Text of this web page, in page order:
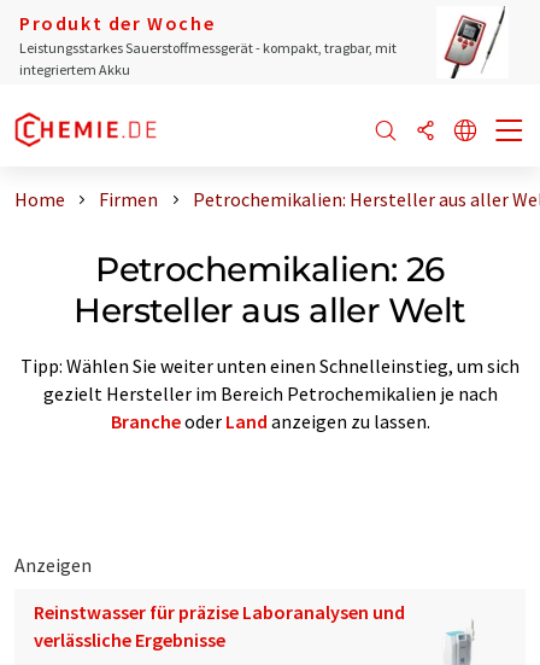
Produkt der Woche
Leistungsstarkes Sauerstoffmessgerät - kompakt, tragbar, mit
integriertem Akku
Home Firmen Petrochemikalien: Hersteller aus aller
Petrochemikalien: 26
Hersteller aus aller Welt
Tipp: Wählen Sie weiter unten einen Schnelleinstieg, um sich
gezielt Hersteller im Bereich Petrochemikalien je nach
Brancheoder Land anzeigen zu lassen.
Anzeigen
Reinstwasser für präzise Laboranalysen und
verlässliche Ergebnisse